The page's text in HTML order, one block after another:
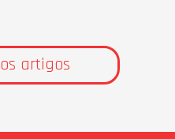
artigos